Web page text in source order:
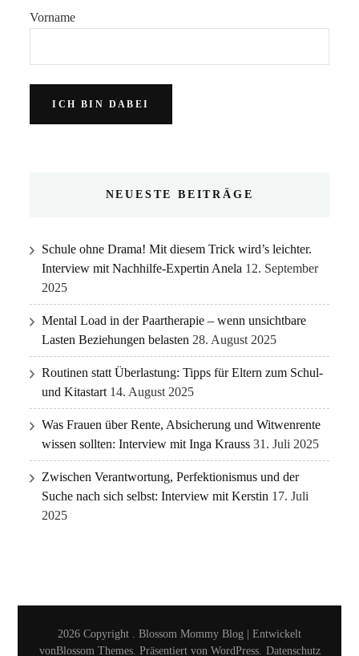
Vorname
NEUESTE BEITRÄGE
Schule ohne Drama! Mit diesem Trick wird’s leichter.
Interview mit Nachhilfe-Expertin Anela 12. September
2025
Mental Load in der Paartherapie – wenn unsichtbare
Lasten Beziehungen belasten 28. August 2025
Routinen statt Überlastung: Tipps für Eltern zum Schul-
und Kitastart 14. August 2025
Was Frauen über Rente, Absicherung und Witwenrente
wissen sollten: Interview mit Inga Krauss 31. Juli 2025
Zwischen Verantwortung, Perfektionismus und der
Suche nach sich selbst: Interview mit Kerstin 17. Juli
2025
2026 Copyright
Blossom Mommy Blog | Entwickelt
vonBlossom Themes. Präsentiert von WordPress. Datenschutz